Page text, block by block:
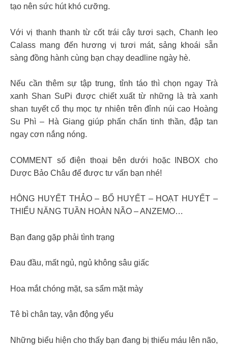
tạo nên sức hút khó cưỡng.
Với vị thanh thanh từ cốt trái cây tươi sạch, Chanh leo
Calass mang đến hương vị tươi mát, sảng khoái sẵn
sàng đồng hành cùng bạn chạy deadline ngày hè.
Nếu cần thêm sự tập trung, tỉnh táo thì chọn ngay Trà
xanh Shan SuPi được chiết xuất từ những là trà xanh
shan tuyết cổ thụ mọc tự nhiên trên đỉnh núi cao Hoàng
Su Phì – Hà Giang giúp phấn chấn tinh thần, đập tan
ngay cơn nắng nóng.
COMMENT số điện thoại bên dưới hoặc INBOX cho
Dược Bảo Châu để được tư vấn bạn nhé!
HÔNG HUYẾT THẢO – BỔ HUYẾT – HOẠT HUYẾT –
THIỂU NĂNG TUẦN HOÀN NÃO – ANZEMO…
Bạn đang gặp phải tình trạng
Đau đầu, mất ngủ, ngủ không sâu giấc
Hoa mắt chóng mặt, sa sẩm mặt mày
Tê bì chân tay, vận động yếu
Những biểu hiện cho thấy bạn đang bị thiếu máu lên não,